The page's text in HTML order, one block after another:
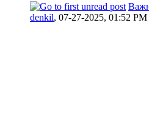
denkil, 07-27-2025, 01:52 PM